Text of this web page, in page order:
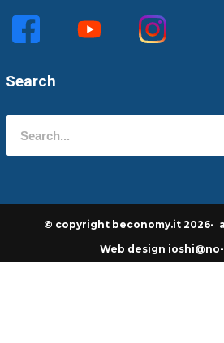
Search
© copyright beconomy.it 2026-
Web design